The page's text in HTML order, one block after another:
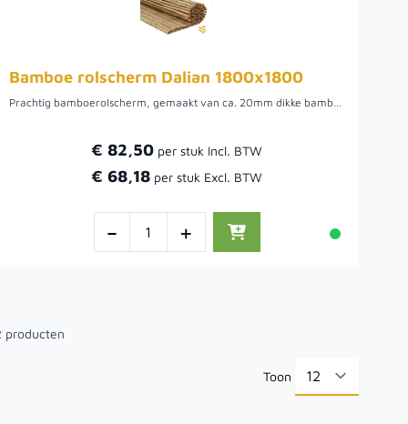
Bamboe rolscherm Dalian 1800x1800
Prachtig bamboerolscherm, gemaakt van ca. 20mm dikke bamboe stokken. Per stengel gebonden en verbonden door middel van ijzerdraad. Geschikt voor tuin en balkon.
€ 82,50
€ 68,18
- +
producten
Toon